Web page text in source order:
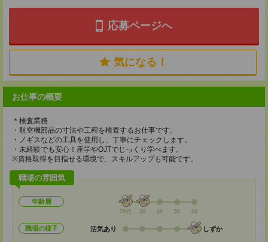
応募ページへ
気になる！
お仕事の概要
＊検査業務
・航空機部品の寸法や工程を検査するお仕事です。
・ノギスなどの工具を使用し、丁寧にチェックします。
・未経験でも安心！座学やOJTでじっくり学べます。
※資格取得を目指せる環境で、スキルアップも可能です。
職場の雰囲気
年齢層
20代 30 40 50 60
職場の様子 活気あり しずか